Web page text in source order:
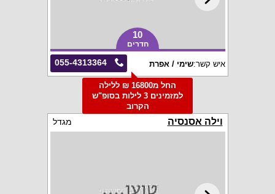
10
חדרים
055-4313364 איש קשר:שימי / אפרת
החל מ16800 ₪ ללילה
למזמינים 3 לילות בסופ"ש
הקרוב
וילה אסנסיה מגדל